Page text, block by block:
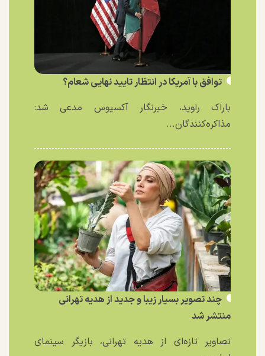
توافق با آمریکا در انتظار تایید نهایی شعام؟
باراک راوید، خبرنگار آکسیوس مدعی شد:
مذاکره‌کنندگان...
چند تصویر بسیار زیبا و جدید از هدیه تهرانی
منتشر شد
تصاویر تازه‌ای از هدیه تهرانی، بازیگر سینمای